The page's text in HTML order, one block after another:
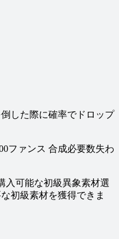
した際に確率でドロップ
ファンス 合成必要数失わ
入可能な初級異象素材選
初級素材を獲得できま